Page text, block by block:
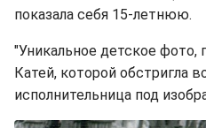
показала себя 15-летнюю.
"Уникальное детское фото,
Катей, которой обстригла
исполнительница под